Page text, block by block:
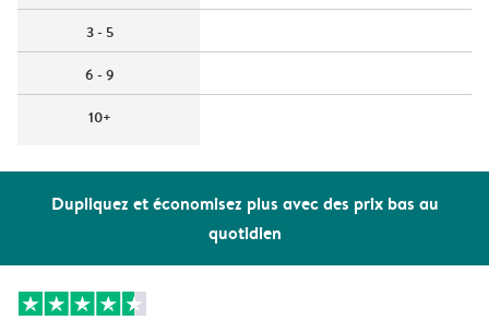
Dupliquez et économisez plus avec des prix bas au
quotidien
3 - 5
6 - 9
10+